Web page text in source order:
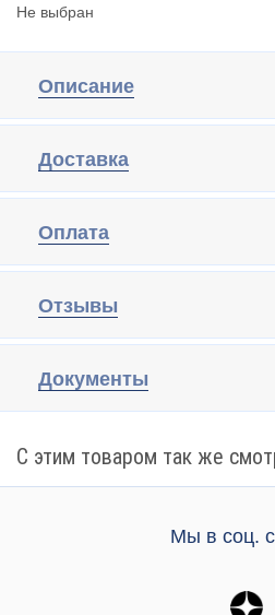
Не выбран
Описание
Доставка
Оплата
Отзывы
Документы
С этим товаром так же
Мы в соц.